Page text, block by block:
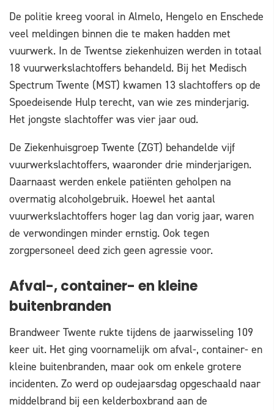
De politie kreeg vooral in Almelo, Hengelo en Enschede
veel meldingen binnen die te maken hadden met
vuurwerk. In de Twentse ziekenhuizen werden in totaal
18 vuurwerkslachtoffers behandeld. Bij het Medisch
Spectrum Twente (MST) kwamen 13 slachtoffers op de
Spoedeisende Hulp terecht, van wie zes minderjarig.
Het jongste slachtoffer was vier jaar oud.
De Ziekenhuisgroep Twente (ZGT) behandelde vijf
vuurwerkslachtoffers, waaronder drie minderjarigen.
Daarnaast werden enkele patiënten geholpen na
overmatig alcoholgebruik. Hoewel het aantal
vuurwerkslachtoffers hoger lag dan vorig jaar, waren
de verwondingen minder ernstig. Ook tegen
zorgpersoneel deed zich geen agressie voor.
Afval-, container- en kleine
buitenbranden
Brandweer Twente rukte tijdens de jaarwisseling 109
keer uit. Het ging voornamelijk om afval-, container- en
kleine buitenbranden, maar ook om enkele grotere
incidenten. Zo werd op oudejaarsdag opgeschaald naar
middelbrand bij een kelderboxbrand aan de